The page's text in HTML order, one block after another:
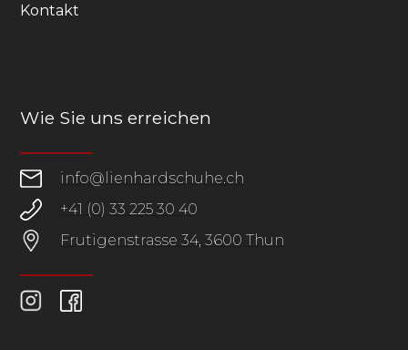
Kontakt
Wie Sie uns erreichen
info@lienhardschuhe.ch
+41 (0) 33 225 30 40
Frutigenstrasse 34, 3600 Thun